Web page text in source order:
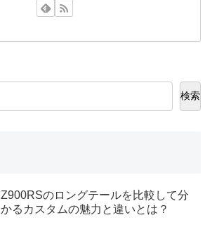
検索
Z900RSのロングテールを比較して分
かるカスタムの魅力と違いとは？